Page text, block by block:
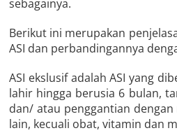
sebagainya.
Berikut ini merupakan
ASI dan perbandingannya
ASI ekslusif adalah ASI yang
lahir hingga berusia 6 bulan,
dan/ atau penggantian
lain, kecuali obat, vitamin dan